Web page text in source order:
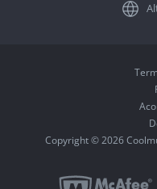
Copyright © 2026